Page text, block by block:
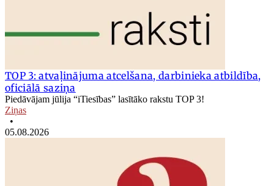
TOP 3: atvaļinājuma atcelšana, darbinieka atbildība,
oficiālā saziņa
Piedāvājam jūlija “iTiesības” lasītāko rakstu TOP 3!
Ziņas
•
05.08.2026